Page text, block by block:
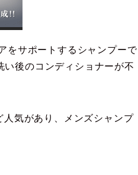
をサポートするシャンプーで
後のコンディショナーが不
気があり、メンズシャンプ